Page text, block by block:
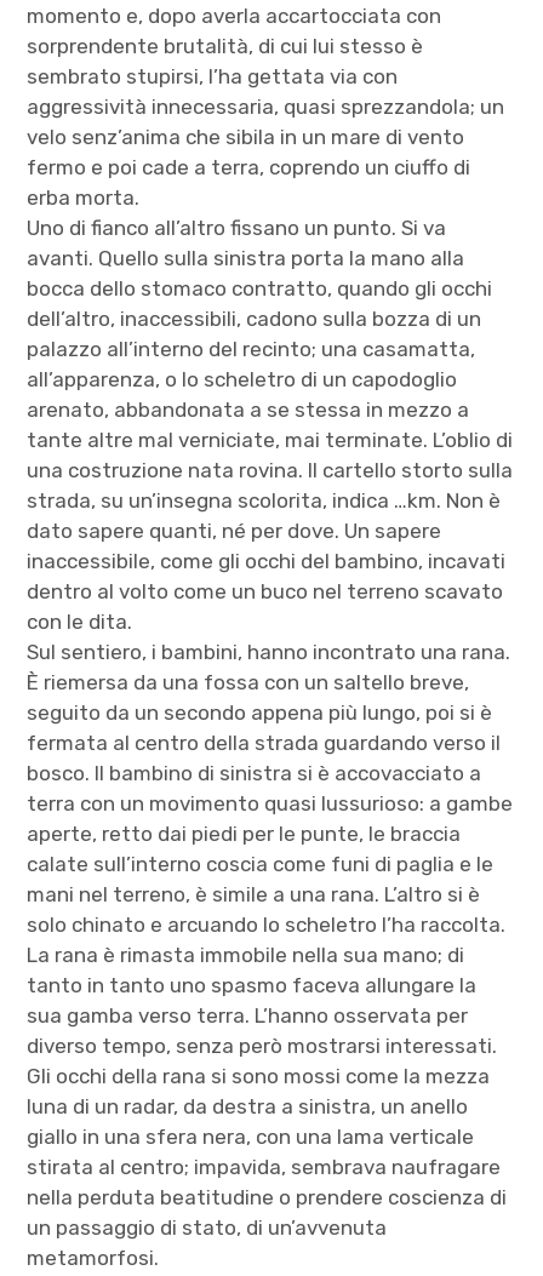
momento e, dopo averla accartocciata con
sorprendente brutalità, di cui lui stesso è
sembrato stupirsi, l’ha gettata via con
aggressività innecessaria, quasi sprezzandola; un
velo senz’anima che sibila in un mare di vento
fermo e poi cade a terra, coprendo un ciuffo di
erba morta.
Uno di fianco all’altro fissano un punto. Si va
avanti. Quello sulla sinistra porta la mano alla
bocca dello stomaco contratto, quando gli occhi
dell’altro, inaccessibili, cadono sulla bozza di un
palazzo all’interno del recinto; una casamatta,
all’apparenza, o lo scheletro di un capodoglio
arenato, abbandonata a se stessa in mezzo a
tante altre mal verniciate, mai terminate. L’oblio di
una costruzione nata rovina. Il cartello storto sulla
strada, su un’insegna scolorita, indica …km. Non è
dato sapere quanti, né per dove. Un sapere
inaccessibile, come gli occhi del bambino, incavati
dentro al volto come un buco nel terreno scavato
con le dita.
Sul sentiero, i bambini, hanno incontrato una rana.
È riemersa da una fossa con un saltello breve,
seguito da un secondo appena più lungo, poi si è
fermata al centro della strada guardando verso il
bosco. Il bambino di sinistra si è accovacciato a
terra con un movimento quasi lussurioso: a gambe
aperte, retto dai piedi per le punte, le braccia
calate sull’interno coscia come funi di paglia e le
mani nel terreno, è simile a una rana. L’altro si è
solo chinato e arcuando lo scheletro l’ha raccolta.
La rana è rimasta immobile nella sua mano; di
tanto in tanto uno spasmo faceva allungare la
sua gamba verso terra. L’hanno osservata per
diverso tempo, senza però mostrarsi interessati.
Gli occhi della rana si sono mossi come la mezza
luna di un radar, da destra a sinistra, un anello
giallo in una sfera nera, con una lama verticale
stirata al centro; impavida, sembrava naufragare
nella perduta beatitudine o prendere coscienza di
un passaggio di stato, di un’avvenuta
metamorfosi.